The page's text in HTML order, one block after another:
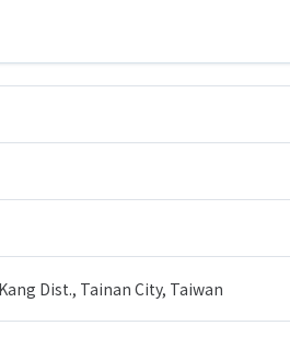
Dist., Tainan City, Taiwan